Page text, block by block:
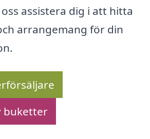
assistera dig i att hitta
arrangemang för din
buketter